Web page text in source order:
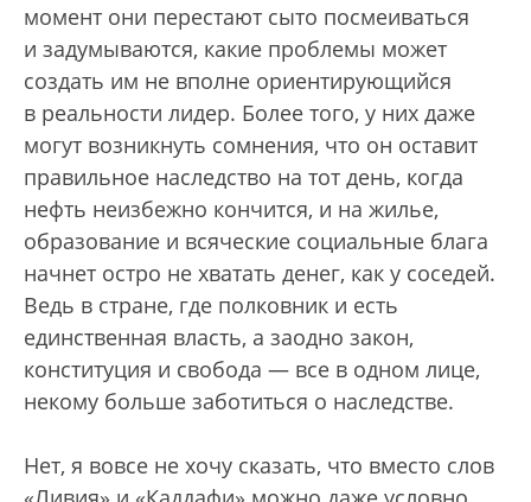
момент они перестают сыто посмеиваться
и задумываются, какие проблемы может
создать им не вполне ориентирующийся
в реальности лидер. Более того, у них даже
могут возникнуть сомнения, что он оставит
правильное наследство на тот день, когда
нефть неизбежно кончится, и на жилье,
образование и всяческие социальные блага
начнет остро не хватать денег, как у соседей.
Ведь в стране, где полковник и есть
единственная власть, а заодно закон,
конституция и свобода — все в одном лице,
некому больше заботиться о наследстве.
Нет, я вовсе не хочу сказать, что вместо слов